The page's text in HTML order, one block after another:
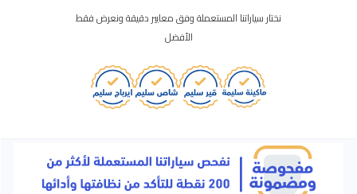
نختار سياراتنا المستعملة وفق معايير دقيقة ونعرض فقط
الأفضل